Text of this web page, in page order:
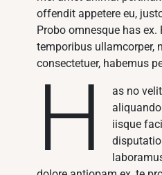
offendit appetere eu,
Probo omnesque has ex.
temporibus ullamcorper,
consectetuer, habemus
H
as no
iisque